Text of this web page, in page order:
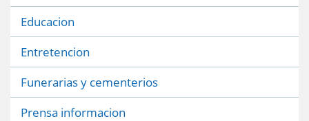
Educacion
Entretencion
Funerarias y cementerios
Prensa informacion